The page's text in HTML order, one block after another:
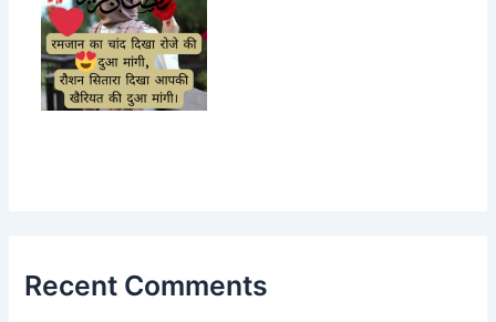
Recent Comments